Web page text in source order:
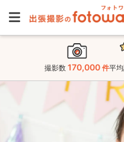
撮影数 170,000 件平